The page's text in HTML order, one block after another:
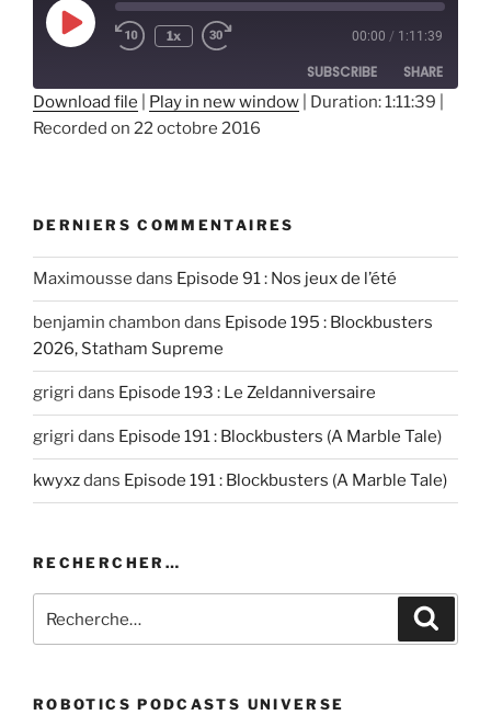
Play
Episode
1x 00:00 / 1:11:39
SUBSCRIBE SHARE
SHARE
EMBED
Download file Play in new window Duration: 1:11:39
Recorded on 22 octobre 2016
DERNIERS COMMENTAIRES
Maximousse dans Episode 91 : Nos jeux de l’été
benjamin chambon dans Episode 195 : Blockbusters
2026, Statham Supreme
grigri dans Episode 193 : Le Zeldanniversaire
grigri dans Episode 191 : Blockbusters (A Marble Tale)
kwyxzdans Episode 191 : Blockbusters (A Marble Tale)
RECHERCHER…
pour
ROBOTICS PODCASTS UNIVERSE